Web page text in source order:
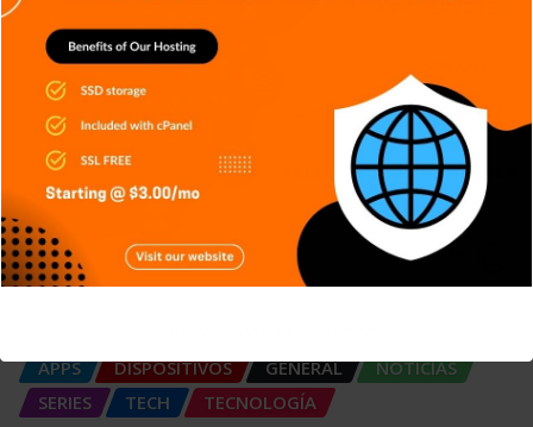
APPS DISPOSITIVOS GENERAL
NOTICIAS
SERIES
TECH TECNOLOGÍA